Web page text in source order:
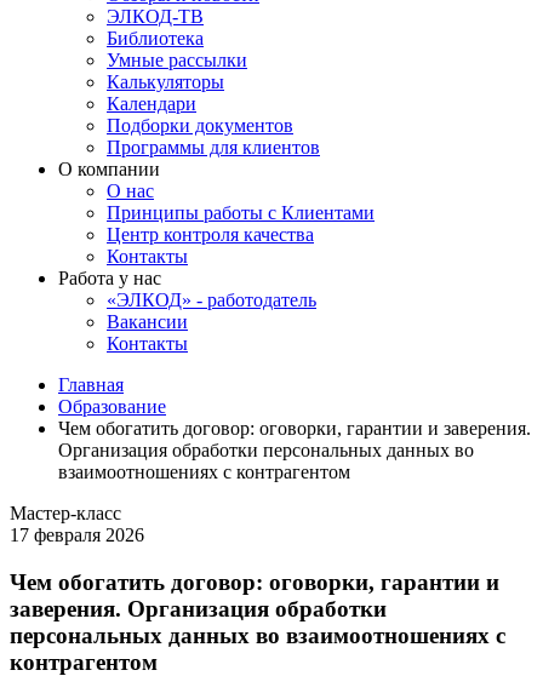
ЭЛКОД-ТВ
Библиотека
Умные рассылки
Калькуляторы
Календари
Подборки документов
Программы для клиентов
О компании
О нас
Принципы работы с Клиентами
Центр контроля качества
Контакты
Работа у нас
«ЭЛКОД» - работодатель
Вакансии
Контакты
Главная
Образование
Чем обогатить договор: оговорки, гарантии и заверения.
Организация обработки персональных данных во
взаимоотношениях с контрагентом
Мастер-класс
17 февраля 2026
Чем обогатить договор: оговорки, гарантии и
заверения. Организация обработки
персональных данных во взаимоотношениях с
контрагентом